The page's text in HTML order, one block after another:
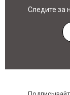
Следите за